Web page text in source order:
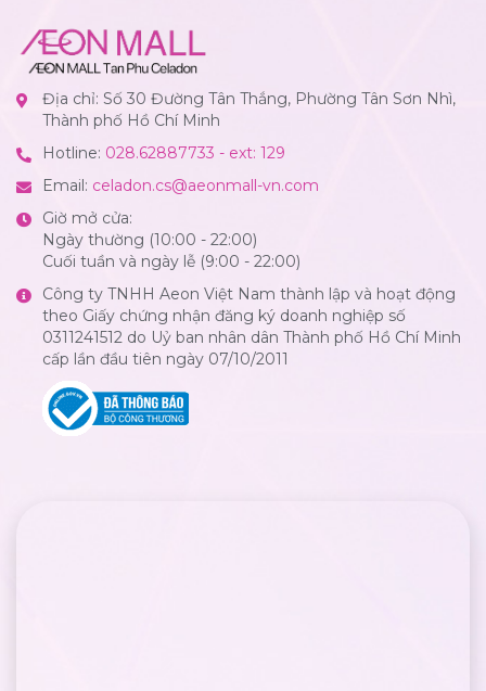
Địa chỉ: Số 30 Đường Tân Thắng, Phường Tân Sơn Nhì,
Thành phố Hồ Chí Minh
Hotline: 028.62887733 - ext: 129
Email: celadon.cs@aeonmall-vn.com
Giờ mở cửa:
Ngày thường (10:00 - 22:00)
Cuối tuần và ngày lễ (9:00 - 22:00)
Công ty TNHH Aeon Việt Nam thành lập và hoạt động
theo Giấy chứng nhận đăng ký doanh nghiệp số
0311241512 do Uỷ ban nhân dân Thành phố Hồ Chí Minh
cấp lần đầu tiên ngày 07/10/2011